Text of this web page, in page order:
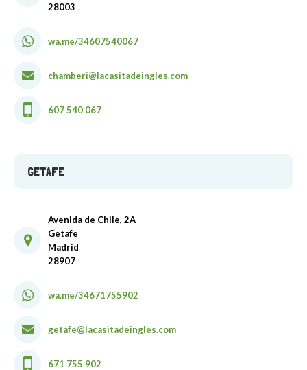
28003
wa.me/34607540067
chamberi@lacasitadeingles.com
607 540 067
GETAFE
Avenida de Chile, 2A
Getafe
Madrid
28907
wa.me/34671755902
getafe@lacasitadeingles.com
671 755 902